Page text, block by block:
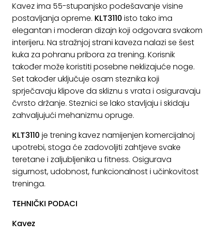
Kavez ima 55-stupanjsko podešavanje visine
postavljanja opreme. KLT3110 isto tako ima
elegantan i moderan dizajn koji odgovara svakom
interijeru. Na stražnjoj strani kaveza nalazi se šest
kuka za pohranu pribora za trening. Korisnik
također može koristiti posebne neklizajuće noge.
Set također uključuje osam steznika koji
sprječavaju klipove da skliznu s vrata i osiguravaju
čvrsto držanje. Steznici se lako stavljaju i skidaju
zahvaljujući mehanizmu opruge.
KLT3110 je trening kavez namijenjen komercijalnoj
upotrebi, stoga će zadovoljiti zahtjeve svake
teretane i zaljubljenika u fitness. Osigurava
sigurnost, udobnost, funkcionalnost i učinkovitost
treninga.
TEHNIČKI PODACI
Kavez